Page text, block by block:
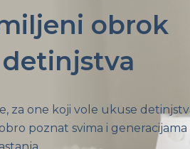
obrok
za one koji vole ukuse
poznat svima i